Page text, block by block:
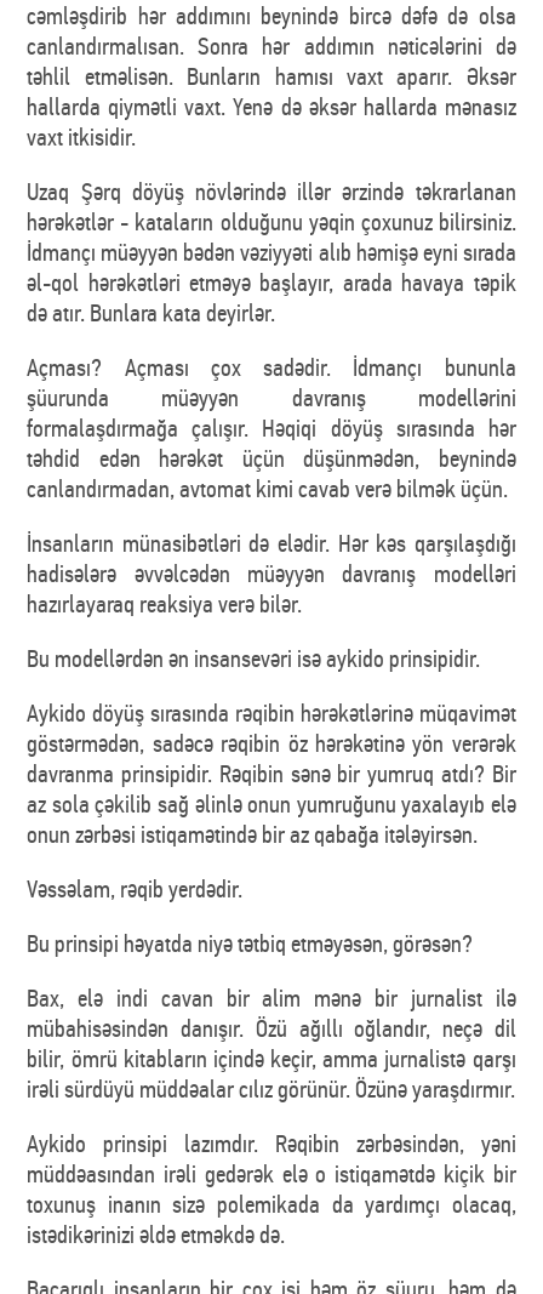
cəmləşdirib hər addımını beynində bircə dəfə də olsa
canlandırmalısan. Sonra hər addımın nəticələrini də
təhlil etməlisən. Bunların hamısı vaxt aparır. Əksər
hallarda qiymətli vaxt. Yenə də əksər hallarda mənasız
vaxt itkisidir.
Uzaq Şərq döyüş növlərində illər ərzində təkrarlanan
hərəkətlər - kataların olduğunu yəqin çoxunuz bilirsiniz.
İdmançı müəyyən bədən vəziyyəti alıb həmişə eyni sırada
əl-qol hərəkətləri etməyə başlayır, arada havaya təpik
də atır. Bunlara kata deyirlər.
Açması? Açması çox sadədir. İdmançı bununla
şüurunda müəyyən davranış modellərini
formalaşdırmağa çalışır. Həqiqi döyüş sırasında hər
təhdid edən hərəkət üçün düşünmədən, beynində
canlandırmadan, avtomat kimi cavab verə bilmək üçün.
İnsanların münasibətləri də elədir. Hər kəs qarşılaşdığı
hadisələrə əvvəlcədən müəyyən davranış modelləri
hazırlayaraq reaksiya verə bilər.
Bu modellərdən ən insansevəri isə aykido prinsipidir.
Aykido döyüş sırasında rəqibin hərəkətlərinə müqavimət
göstərmədən, sadəcə rəqibin öz hərəkətinə yön verərək
davranma prinsipidir. Rəqibin sənə bir yumruq atdı? Bir
az sola çəkilib sağ əlinlə onun yumruğunu yaxalayıb elə
onun zərbəsi istiqamətində bir az qabağa itələyirsən.
Vəssəlam, rəqib yerdədir.
Bu prinsipi həyatda niyə tətbiq etməyəsən, görəsən?
Bax, elə indi cavan bir alim mənə bir jurnalist ilə
mübahisəsindən danışır. Özü ağıllı oğlandır, neçə dil
bilir, ömrü kitabların içində keçir, amma jurnalistə qarşı
irəli sürdüyü müddəalar cılız görünür. Özünə yaraşdırmır.
Aykido prinsipi lazımdır. Rəqibin zərbəsindən, yəni
müddəasından irəli gedərək elə o istiqamətdə kiçik bir
toxunuş inanın sizə polemikada da yardımçı olacaq,
istədikərinizi əldə etməkdə də.